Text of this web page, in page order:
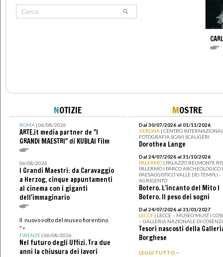
NOTIZIE
ROMA| 06/08/2026
ARTE.it media partner de "I
GRANDI MAESTRI" di KUBLAI Film
06/08/2026
I Grandi Maestri: da Caravaggio
a Herzog, cinque appuntamenti
al cinema con i giganti
dell'immaginario
Il nuovo volto del museo fiorentino
">
FIRENZE| 06/08/2026
Nel futuro degli Uffizi. Tra due
anni la chiusura dei lavori
MOSTRE
Dal 30/07/2026 al 01/11/2026
VERONA | CENTRO
FOTOGRAFIA SCAVI SCALIGERI
Dorothea Lange
Dal 24/07/2026 al 31/10/2026
PALERMO | PALAZZO BELMONTE
PALERMO I PARCO ARCHEOLOGICO
PAESAGGISTICO VALLE DEI TEMPLI -
AGRIGENTO
Botero. L’incanto del Mito I
Botero. Il peso dei sogni
Dal 24/07/2026 al 31/01/2027
LECCE | LECCE – MUSEO MUST I
– GALLERIA NAZIONALE DI
Tesori nascosti della
Borghese
LEGGI TUTTO >